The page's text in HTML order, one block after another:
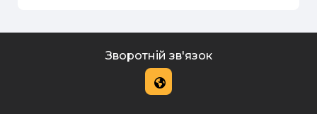
Зворотній зв'язок